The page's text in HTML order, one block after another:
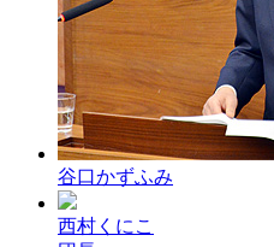
谷口かずふみ
西村くにこ